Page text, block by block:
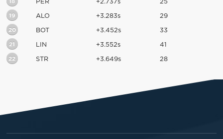
18 PER +2.737s 25
19 ALO +3.283s 29
20 BOT +3.452s 33
21 LIN +3.552s 41
22 STR +3.649s 28